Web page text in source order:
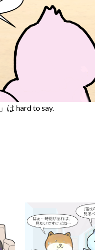
は hard to say.